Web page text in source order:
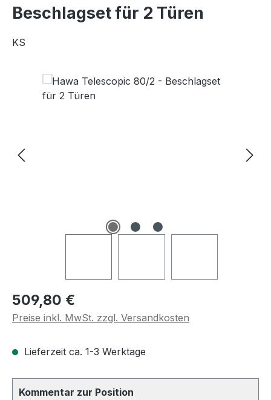
Beschlagset für 2 Türen
KS
Regulärer Preis:
509,80 €
Preise inkl. MwSt. zzgl. Versandkosten
Lieferzeit ca. 1-3 Werktage
Kommentar zur Position